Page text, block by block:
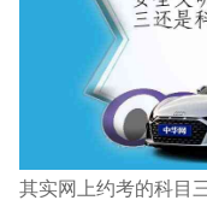
其实网上约考的科目